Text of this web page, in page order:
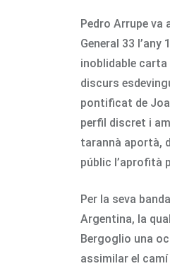
Pedro Arrupe va
General 33 l’any
inoblidable carta
discurs
pontificat de
perfil discret i
tarannà aportà,
públic l’aprofità
Per la seva
Argentina, la
Bergoglio una
assimilar el